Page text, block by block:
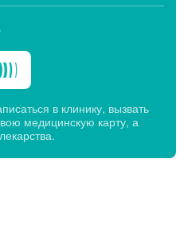
в клинику, вызвать
медицинскую карту, а